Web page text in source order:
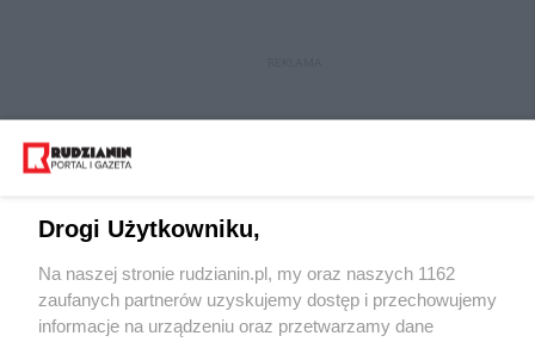
Wydawca mediów lokalnych
Drogi Użytkowniku,
Na naszej stronie rudzianin.pl, my oraz naszych 1162
zaufanych partnerów uzyskujemy dostęp i przechowujemy
informacje na urządzeniu oraz przetwarzamy dane